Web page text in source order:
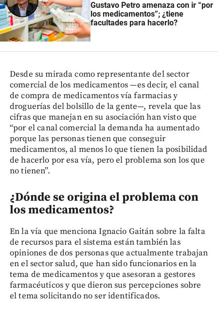
Gustavo Petro amenaza con ir “por
los medicamentos”; ¿tiene
facultades para hacerlo?
Desde su mirada como representante del sector
comercial de los medicamentos —es decir, el canal
de compra de medicamentos vía farmacias y
droguerías del bolsillo de la gente—, revela que las
cifras que manejan en su asociación han visto que
“por el canal comercial la demanda ha aumentado
porque las personas tienen que conseguir
medicamentos, al menos lo que tienen la posibilidad
de hacerlo por esa vía, pero el problema son los que
no tienen”.
¿Dónde se origina el problema con
los medicamentos?
En la vía que menciona Ignacio Gaitán sobre la falta
de recursos para el sistema están también las
opiniones de dos personas que actualmente trabajan
en el sector salud, que han sido funcionarios en la
tema de medicamentos y que asesoran a gestores
farmacéuticos y que dieron sus percepciones sobre
el tema solicitando no ser identificados.